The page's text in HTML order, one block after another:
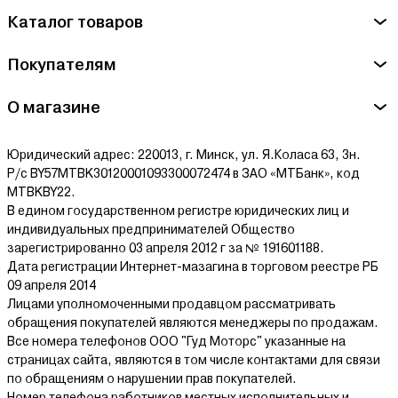
технологии" г.Минск, пр.Дзержинского, 15, пом. 852
здесь.
Каталог товаров
Покупателям
О магазине
Юридический адрес: 220013, г. Минск, ул. Я.Коласа 63, 3н.
Р/с BY57MTBK30120001093300072474 в ЗАО «МТБанк», код
MTBKBY22.
В едином государственном регистре юридических лиц и
индивидуальных предпринимателей Общество
зарегистрированно 03 апреля 2012 г за № 191601188.
Дата регистрации Интернет-мазагина в торговом реестре РБ
09 апреля 2014
Лицами уполномоченными продавцом рассматривать
обращения покупателей являются менеджеры по продажам.
Все номера телефонов ООО "Гуд Моторс" указанные на
страницах сайта, являются в том числе контактами для связи
по обращениям о нарушении прав покупателей.